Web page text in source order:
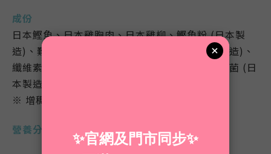
成份
日本鰹魚、日本雞胸肉、日本雞柳、鰹魚粉 (日本製
造) 、難消化性糊精（水溶性膳食纖維） (日本製造) 、
纖維素粉（不溶性膳食纖維）
、乳酸菌 (日
本製造)
※ 增稠多醣類及膳食纖維均源自植物。
營養分析